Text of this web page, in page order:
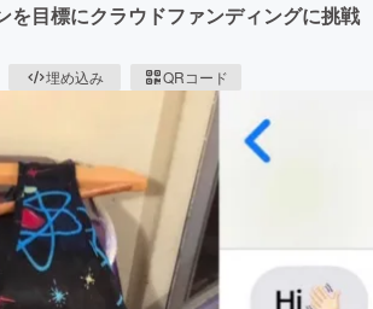
を目標にクラウドファンディングに挑戦
埋め込み QRコード